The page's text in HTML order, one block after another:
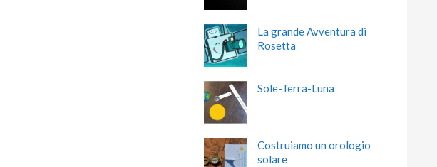
La grande Avventura di
Rosetta
Sole-Terra-Luna
Costruiamo un orologio
solare